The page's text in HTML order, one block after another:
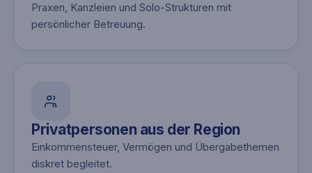
Praxen, Kanzleien und Solo-Strukturen mit
persönlicher Betreuung.
Privatpersonen aus der Region
Einkommensteuer, Vermögen und Übergabethemen
diskret begleitet.